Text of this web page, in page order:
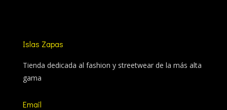
Islas Zapas
Tienda dedicada al fashion y streetwear de la más alta
gama
Email